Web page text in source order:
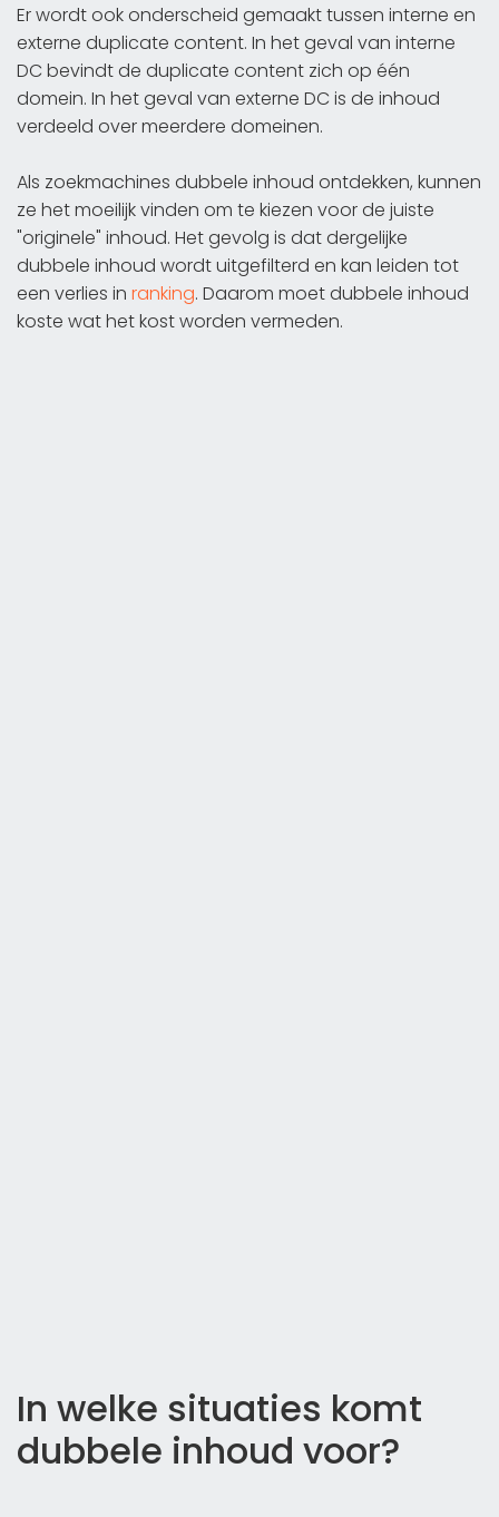
Er wordt ook onderscheid gemaakt tussen interne en
externe duplicate content. In het geval van interne
DC bevindt de duplicate content zich op één
domein. In het geval van externe DC is de inhoud
verdeeld over meerdere domeinen.
Als zoekmachines dubbele inhoud ontdekken, kunnen
ze het moeilijk vinden om te kiezen voor de juiste
"originele" inhoud. Het gevolg is dat dergelijke
dubbele inhoud wordt uitgefilterd en kan leiden tot
een verlies in ranking. Daarom moet dubbele inhoud
koste wat het kost worden vermeden.
In welke situaties komt
dubbele inhoud voor?